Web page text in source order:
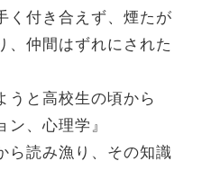
く付き合えず、煙たが
、仲間はずれにされた
うと高校生の頃から
ン、心理学』
ら読み漁り、その知識